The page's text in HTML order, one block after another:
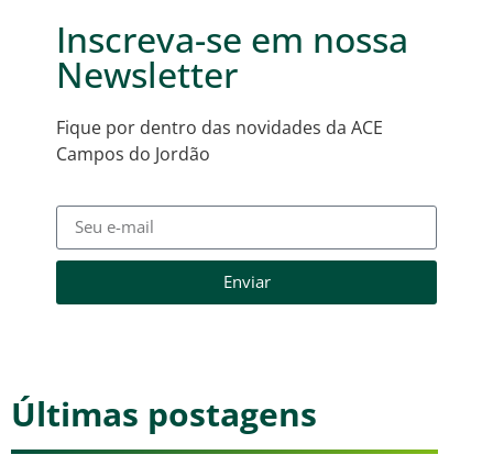
Inscreva-se em nossa
Newsletter
Fique por dentro das novidades da ACE
Campos do Jordão
Enviar
Últimas postagens